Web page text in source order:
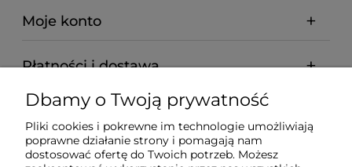
Moje konto
Płatności i dostawa
Informacje
O nas
Dbamy o Twoją prywatność
Pliki cookies i pokrewne im technologie umożliwiają
poprawne działanie strony i pomagają nam
dostosować ofertę do Twoich potrzeb. Możesz